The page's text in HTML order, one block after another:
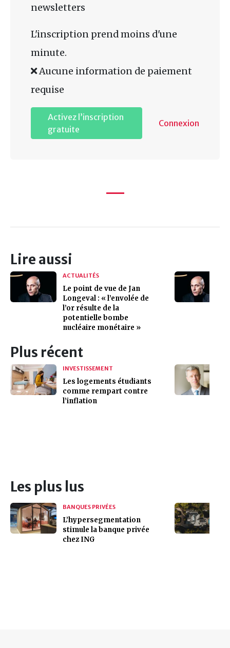
newsletters
L'inscription prend moins d'une
minute.
Aucune information de paiement
requise
Activez l’inscription
gratuite
Connexion
Lire aussi
ACTUALITÉS
Le point de vue de Jan
Longeval : « l’envolée de
l’or résulte de la
potentielle bombe
nucléaire monétaire »
Plus récent
INVESTISSEMENT
Les logements étudiants
comme rempart contre
l’inflation
Les plus lus
BANQUES PRIVÉES
L’hypersegmentation
stimule la banque privée
chez ING